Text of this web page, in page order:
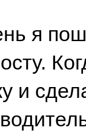
я
и